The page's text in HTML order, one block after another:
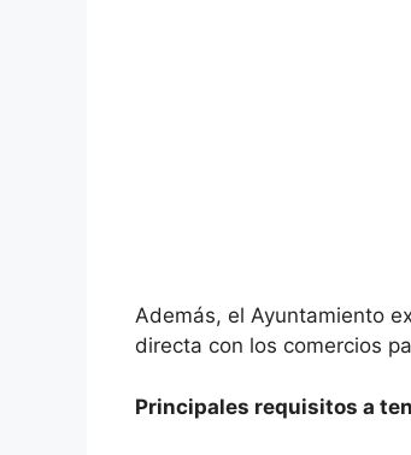
Además, el Ayuntamiento
directa con los comercios
Principales requisitos a